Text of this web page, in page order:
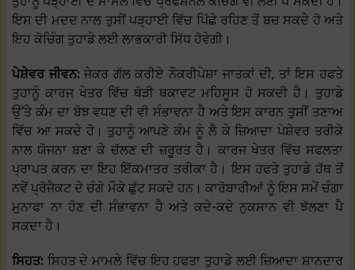
ਇਸ ਦੀ ਮਦਦ ਨਾਲ ਤੁਸੀਂ ਪੜ੍ਹਾਈ ਵਿੱਚ ਪਿੱਛੇ ਰਹਿਣ ਤੋਂ ਬਚ ਸਕਦੇ ਹੋ ਅਤੇ
ਇਹ ਕੋਚਿੰਗ ਤੁਹਾਡੇ ਲਈ ਲਾਭਕਾਰੀ ਸਿੱਧ ਹੋਵੇਗੀ।
ਪੇਸ਼ੇਵਰ ਜੀਵਨ:ਜੇਕਰ ਗੱਲ ਕਰੀਏ ਨੌਕਰੀਪੇਸ਼ਾ ਜਾਤਕਾਂ ਦੀ, ਤਾਂ ਇਸ ਹਫਤੇ
ਤੁਹਾਨੂੰ ਕਾਰਜ ਖੇਤਰ ਵਿੱਚ ਥੋੜੀ ਥਕਾਵਟ ਮਹਿਸੂਸ ਹੋ ਸਕਦੀ ਹੈ। ਤੁਹਾਡੇ
ਉੱਤੇ ਕੰਮ ਦਾ ਬੋਝ ਵਧਣ ਦੀ ਵੀ ਸੰਭਾਵਨਾ ਹੈ ਅਤੇ ਇਸ ਕਾਰਨ ਤੁਸੀਂ ਤਣਾਅ
ਵਿੱਚ ਆ ਸਕਦੇ ਹੋ। ਤੁਹਾਨੂੰ ਆਪਣੇ ਕੰਮ ਨੂੰ ਲੈ ਕੇ ਜ਼ਿਆਦਾ ਪੇਸ਼ੇਵਰ ਤਰੀਕੇ
ਨਾਲ ਯੋਜਨਾ ਬਣਾ ਕੇ ਚੱਲਣ ਦੀ ਜ਼ਰੂਰਤ ਹੈ। ਕਾਰਜ ਖੇਤਰ ਵਿੱਚ ਸਫਲਤਾ
ਪ੍ਰਾਪਤ ਕਰਨ ਦਾ ਇਹ ਇੱਕਮਾਤਰ ਤਰੀਕਾ ਹੈ। ਇਸ ਹਫਤੇ ਤੁਹਾਡੇ ਹੱਥ ਤੋਂ
ਨਵੇਂ ਪ੍ਰੋਜੈਕਟ ਦੇ ਚੰਗੇ ਮੌਕੇ ਛੁੱਟ ਸਕਦੇ ਹਨ। ਕਾਰੋਬਾਰੀਆਂ ਨੂੰ ਇਸ ਸਮੇਂ ਚੰਗਾ
ਮੁਨਾਫਾ ਨਾ ਹੋਣ ਦੀ ਸੰਭਾਵਨਾ ਹੈ ਅਤੇ ਕਦੇ-ਕਦੇ ਨੁਕਸਾਨ ਵੀ ਝੱਲਣਾ ਪੈ
ਸਕਦਾ ਹੈ।
ਸਿਹਤ: ਸਿਹਤ ਦੇ ਮਾਮਲੇ ਵਿੱਚ ਇਹ ਹਫਤਾ ਤੁਹਾਡੇ ਲਈ ਜ਼ਿਆਦਾ ਸ਼ਾਨਦਾਰ